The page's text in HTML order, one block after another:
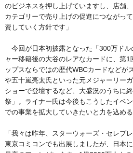
のビジネスを押し上げていますし、店舗
カテゴリーで売り上げの促進につながっ
資していく方針です」
今回が日本初披露となった「300万ドル
ャー移籍後の大谷のレアなカードに、第1
ップスならではの歴代WBCカードなどが
や五十嵐亮太氏といった元メジャーリー
ショーで登壇するなど、大盛況のうちに
祭」。ライナー氏は今後もこうしたイベ
での事業を拡大していきたいと力を込める
「我々は昨年、スターウォーズ・セレブ
東京コミコンでも出展しましたが、日本